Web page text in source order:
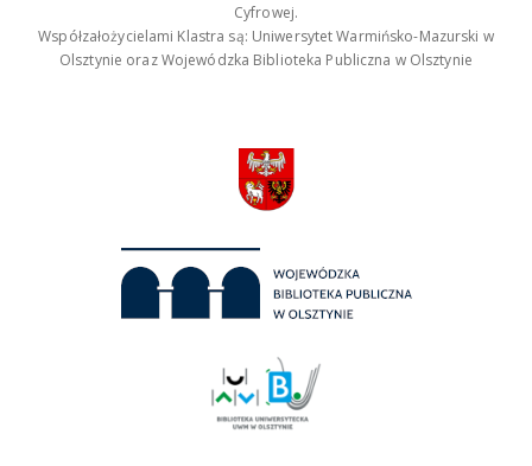
Cyfrowej.
Współzałożycielami Klastra są: Uniwersytet Warmińsko-Mazurski w
Olsztynie oraz Wojewódzka Biblioteka Publiczna w Olsztynie